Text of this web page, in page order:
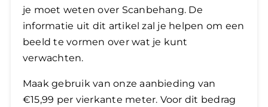
je moet weten over Scanbehang. De
informatie uit dit artikel zal je helpen om een
beeld te vormen over wat je kunt
verwachten.
Maak gebruik van onze aanbieding van
€15,99 per vierkante meter. Voor dit bedrag